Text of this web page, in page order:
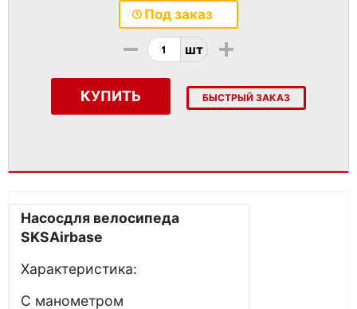
Под заказ
- шт +
КУПИТЬ БЫСТРЫЙ ЗАКАЗ
Насосдля велосипеда
SKSAirbase
Характеристика:
С манометром